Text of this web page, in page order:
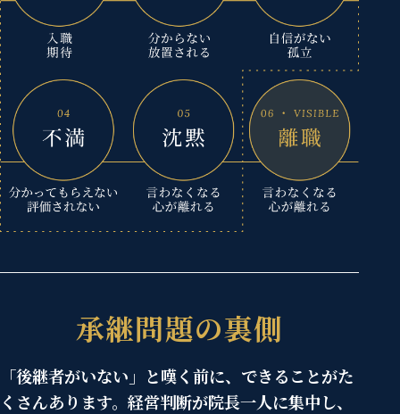
承継問題の裏側
「後継者がいない」と嘆く前に、できることがた
くさんあります。経営判断が院長一人に集中し、